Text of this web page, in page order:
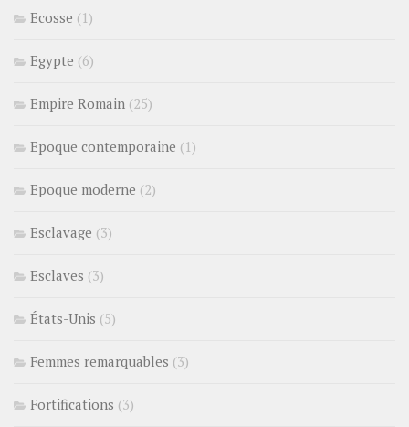
Ecosse (1)
Egypte (6)
Empire Romain (25)
Epoque contemporaine (1)
Epoque moderne (2)
Esclavage (3)
Esclaves (3)
États-Unis (5)
Femmes remarquables (3)
Fortifications (3)